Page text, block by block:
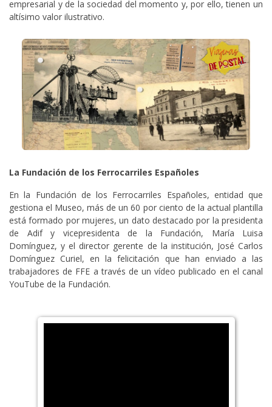
empresarial y de la sociedad del momento y, por ello, tienen un
altísimo valor ilustrativo.
La Fundación de los Ferrocarriles Españoles
En la Fundación de los Ferrocarriles Españoles, entidad que
gestiona el Museo, más de un 60 por ciento de la actual plantilla
está formado por mujeres, un dato destacado por la presidenta
de Adif y vicepresidenta de la Fundación, María Luisa
Domínguez, y el director gerente de la institución, José Carlos
Domínguez Curiel, en la felicitación que han enviado a las
trabajadores de FFE a través de un vídeo publicado en el canal
YouTube de la Fundación.